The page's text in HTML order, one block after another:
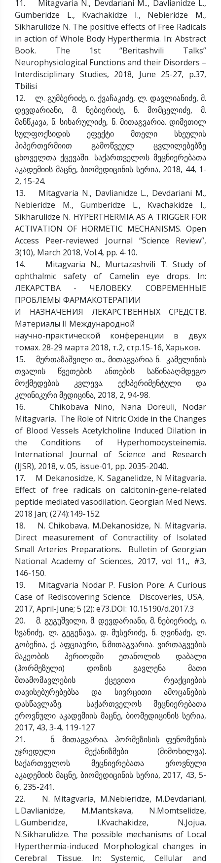
11. Mitagvaria N., Devdariani M.., Davlianidze L.,
Gumberidze L., Kvachakidze I., Nebieridze M.,
Sikharulidze N. The positive effects of Free Radicals
in action of Whole Body Hyperthermia. In: Abstract
Book. The 1st “Beritashvili Talks”
Neurophysiological Functions and their Disorders –
Interdisciplinary Studies, 2018, June 25-27, p.37,
Tbilisi
12. ლ. გუმბერიძე, ი. ქვაჩაკიძე, ლ. დავლიანიძე, მ.
დევდარიანი, მ. ნებიერიძე, ნ. მომცელიძე, მ.
მანწკავა, ნ. სიხარულიძე, ნ. მითაგვარია. დიმეთილ
სულფოქსიდის ეფექტი მთელი სხეულის
ჰიპერთერმიით გამოწვეულ ცვლილებებზე
ცხოველთა ქცევაში. საქართველოს მეცნიერებათა
აკადემიის მაცნე, ბიომედიცინის სერია, 2018, 44, 1-
2, 15-24.
13. Mitagvaria N., Davlianidze L., Devdariani M.,
Nebieridze M., Gumberidze L., Kvachakidze I.,
Sikharulidze N. HYPERTHERMIA AS A TRIGGER FOR
ACTIVATION OF HORMETIC MECHANISMS. Open
Access Peer-reviewed Journal “Science Review”,
3(10), March 2018, Vol.4, pp. 4-10.
14. Mitagvaria N., Murtazashvili T. Study of
ophthalmic safety of Camelin eye drops. In:
ЛЕКАРСТВА - ЧЕЛОВЕКУ. СОВРЕМЕННЫЕ
ПРОБЛЕМЫ ФАРМАКОТЕРАПИИ
И НАЗНАЧЕНИЯ ЛЕКАРСТВЕННЫХ СРЕДСТВ.
Материалы II Международной
научно-практической конференции в двух
томах. 28-29 марта 2018, т.2, стр.15-16, Харьков.
15. მურთაზაშვილი თ., მითაგვარია ნ. კამელინის
თვალის წვეთების ანთების საწინააღმდეგო
მოქმედების კვლევა. ექსპერიმენტული და
კლინიკური მედიცინა, 2018, 2, 94-98.
16. Chikobava Nino, Nana Doreuli, Nodar
Mitagvaria. The Role of Nitric Oxide in the Changes
of Blood Vessels Acetylcholine Induced Dilation in
the Conditions of Hyperhomocysteinemia.
International Journal of Science and Research
(IJSR), 2018, v. 05, issue-01, pp. 2035-2040.
17. M Dekanosidze, K. Saganelidze, N Mitagvaria.
Effect of free radicals on calcitonin-gene-related
peptide mediated vasodilation. Georgian Med News.
2018 Jan; (274):149-152.
18. N. Chikobava, M.Dekanosidze, N. Mitagvaria.
Direct measurement of Contractility of Isolated
Small Arteries Preparations. Bulletin of Georgian
National Academy of Sciences, 2017, vol 11,, #3,
146-150.
19. Mitagvaria Nodar P. Fusion Pore: A Curious
Case of Rediscovering Science. Discoveries, USA,
2017, April-June; 5 (2): e73.DOI: 10.15190/d.2017.3
20. მ. გუგუშვილი, მ. დევდარიანი, მ. ნებიერიძე, ი.
სვანიძე, ლ. გეგენავა, დ. მუსერიძე, ნ. ღვინაძე, ლ.
გობეჩია, ქ. აფციაური, ნ.მითაგვარია. ვირთაგვების
მაკეობის პერიოდში ეთანოლის დაბალი
(ჰორმეზული) დოზის გავლენა მათი
შთამომავლების ქცევითი რეაქციების
თავისებურებებსა და სივრცითი ამოცანების
დასწავლაზე. საქართველოს მეცნიერებათა
ეროვნული აკადემიის მაცნე, ბიომედიცინის სერია,
2017, 43, 3-4, 119-127
21. ნ. მითაგვარია. ჰორმეზისის ფენომენის
უჯრედული მექანიზმები (მიმოხილვა).
საქართველოს მეცნიერებათა ეროვნული
აკადემიის მაცნე, ბიომედიცინის სერია, 2017, 43, 5-
6, 235-241.
22. N. Mitagvaria, M.Nebieridze, M.Devdariani,
L.Davlianidze, M.Mantskava, N.Momtselidze,
L.Gumberidze, I.Kvachakidze, N.Jojua,
N.Sikharulidze. The possible mechanisms of Local
Hyperthermia-induced Morphological changes in
Cerebral Tissue. In: Systemic, Cellular and